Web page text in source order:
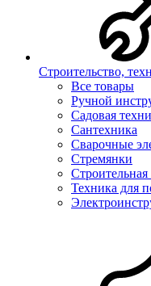
Строительство,
Все товары
Ручной
Садовая
Сантехника
Сварочные
Стремянки
Техника для